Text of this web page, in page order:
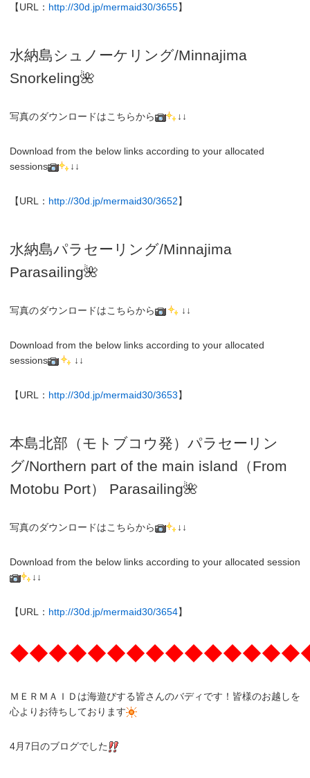
【URL： http://30d.jp/mermaid30/3655】
水納島シュノーケリング/Minnajima
Snorkeling🌺
写真のダウンロードはこちらから ↓↓
Download from the below links according to your allocated
sessions
↓↓
【URL： http://30d.jp/mermaid30/3652】
水納島パラセーリング/Minnajima
Parasailing🌺
写真のダウンロードはこちらから ↓↓
Download from the below links according to your allocated
sessions
↓↓
【URL： http://30d.jp/mermaid30/3653】
本島北部（モトブコウ発）パラセーリン
グ/Northern part of the main island（From
Motobu Port）
Parasailing🌺
写真のダウンロードはこちらから ↓↓
Download from the below links according to your allocated session
↓↓
【URL： http://30d.jp/mermaid30/3654】
ＭＥＲＭＡＩＤは海遊びする皆さんのバディです！皆様のお越しを
心よりお待ちしております
4月7日のブログでした